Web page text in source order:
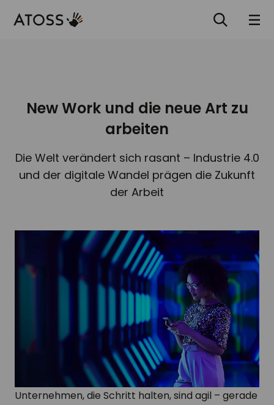
New Work und die neue Art zu
arbeiten
Die Welt verändert sich rasant – Industrie 4.0
und der digitale Wandel prägen die Zukunft
der Arbeit
Unternehmen, die Schritt halten, sind agil – gerade